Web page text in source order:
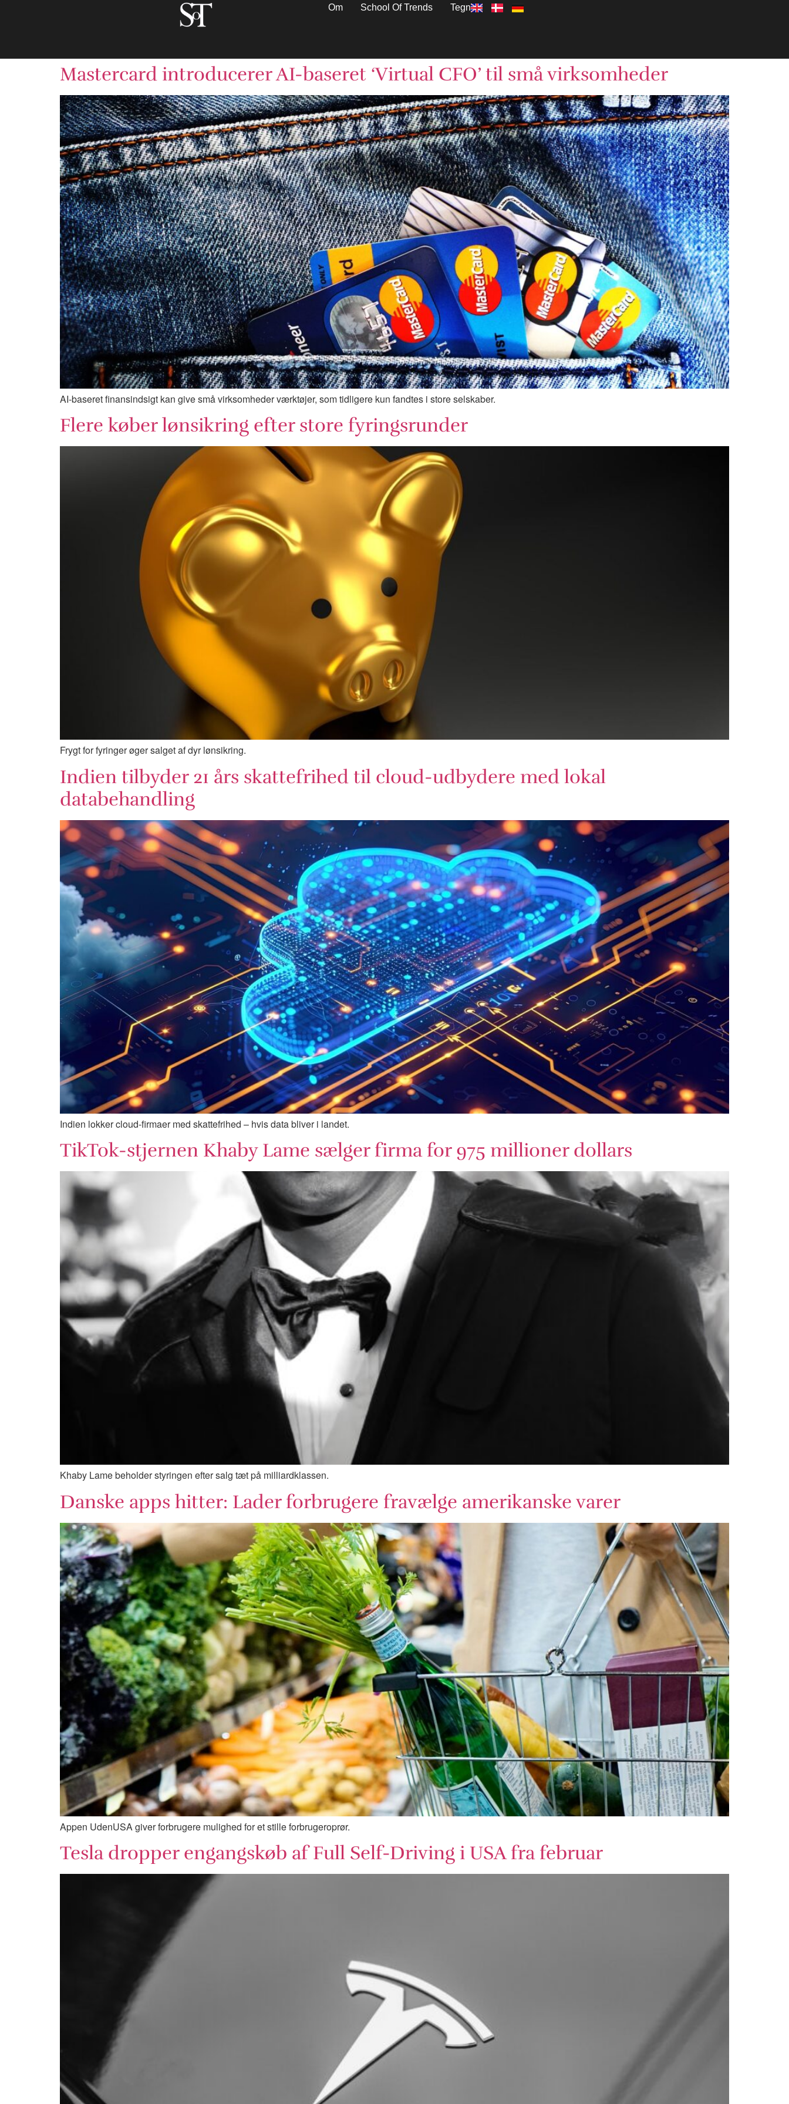
Om School Of Trends Tegn
Mastercard introducerer AI-baseret ‘Virtual CFO’ til små virksomheder
AI-baseret finansindsigt kan give små virksomheder værktøjer, som tidligere kun fandtes i store selskaber.
Flere køber lønsikring efter store fyringsrunder
Frygt for fyringer øger salget af dyr lønsikring.
Indien tilbyder 21 års skattefrihed til cloud-udbydere med lokal
databehandling
Indien lokker cloud-firmaer med skattefrihed – hvis data bliver i landet.
TikTok-stjernen Khaby Lame sælger firma for 975 millioner dollars
Khaby Lame beholder styringen efter salg tæt på milliardklassen.
Danske apps hitter: Lader forbrugere fravælge amerikanske varer
Appen UdenUSA giver forbrugere mulighed for et stille forbrugeroprør.
Tesla dropper engangskøb af Full Self-Driving i USA fra februar